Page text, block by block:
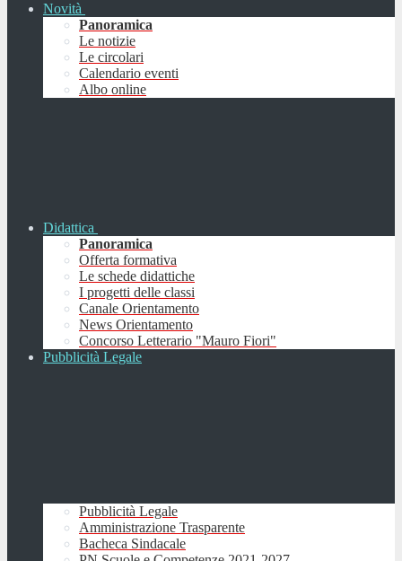
Novità
Panoramica
Le notizie
Le circolari
Calendario eventi
Albo online
Didattica
Panoramica
Offerta formativa
Le schede didattiche
I progetti delle classi
Canale Orientamento
News Orientamento
Concorso Letterario "Mauro Fiori"
Pubblicità Legale
Pubblicità Legale
Amministrazione Trasparente
Bacheca Sindacale